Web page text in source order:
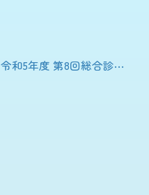
令和5年度 第8回総合診療塾（テーマ：行動変容）を開催しました！